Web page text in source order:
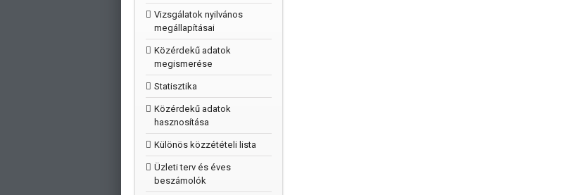
Vizsgálatok nyilvános
megállapításai
Közérdekű adatok
megismerése
Statisztika
Közérdekű adatok
hasznosítása
Különös közzétételi lista
Üzleti terv és éves
beszámolók